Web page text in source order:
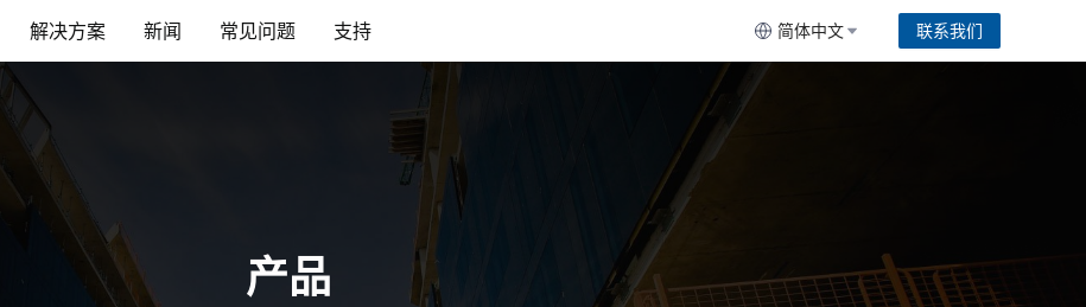
解决方案 新闻 常见问题 支持 简体中文 联系我们
产品